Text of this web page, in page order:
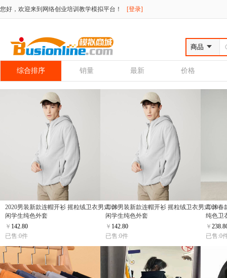
您好，欢迎来到网络创业培训教学模拟平台！ [登录]
综合排序 销量 最新 价格
2020男装新款连帽开衫 摇粒绒卫衣男式 休
闲学生纯色外套
￥ 142.80
已售:0件
2020男装新款连帽开衫 摇粒绒卫衣男式 休
闲学生纯色外套
￥ 142.80
已售:0件
2020春
纯色卫
￥
已售:0